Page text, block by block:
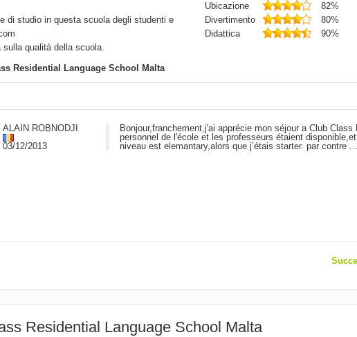
di studio in questa scuola degli studenti e
sulla qualità della scuola.
Ubicazione
82%
Divertimento
80%
Didattica
90%
Residential Language School Malta
ALAIN ROBNODJI
03/12/2013
Bonjour,franchement,j'ai apprécie mon séjour a Club Class
personnel de l'école et les professeurs étaient
niveau est elemantary,alors que j’étais starter. par contre ...
Residential Language School Malta